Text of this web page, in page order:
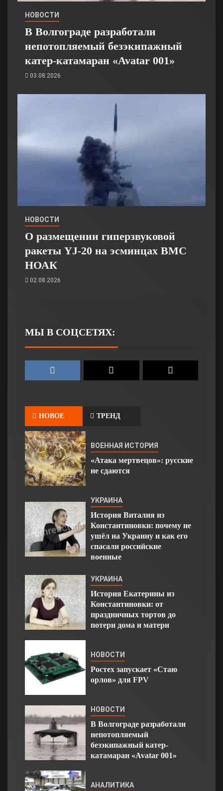
НОВОСТИ
В Волгограде разработали
непотопляемый безэкипажный
катер-катамаран «Avatar 001»
03.08.2026
НОВОСТИ
О размещении гиперзвуковой
ракеты YJ-20 на эсминцах ВМС
НОАК
02.08.2026
МЫ В СОЦСЕТЯХ:
НОВОЕ ТРЕНД
ВОЕННАЯ ИСТОРИЯ
«Атака мертвецов»: русские
не сдаются
УКРАИНА
История Виталия из
Константиновки: почему не
ушёл на Украину и как его
спасали российские
военные
УКРАИНА
История Екатерины из
Константиновки: от
праздничных тортов до
потери дома и матери
НОВОСТИ
Ростех запускает «Стаю
орлов» для FPV
НОВОСТИ
В Волгограде разработали
непотопляемый
безэкипажный катер-
катамаран «Avatar 001»
АНАЛИТИКА